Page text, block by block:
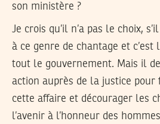
son ministère ?
Je crois qu’il n’a pas le choix,
à ce genre de chantage et c’est
tout le gouvernement. Mais il
action auprès de la justice
cette affaire et décourager les
l’avenir à l’honneur des